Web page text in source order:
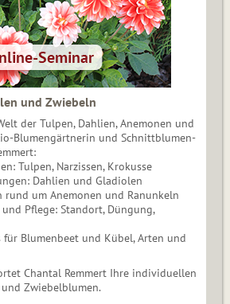
und Zwiebeln
der Tulpen, Dahlien, Anemonen und
Blumengärtnerin und Schnittblumen-
Tulpen, Narzissen, Krokusse
Dahlien und Gladiolen
um Anemonen und Ranunkeln
Pflege: Standort, Düngung,
Blumenbeet und Kübel, Arten und
Chantal Remmert Ihre individuellen
Zwiebelblumen.